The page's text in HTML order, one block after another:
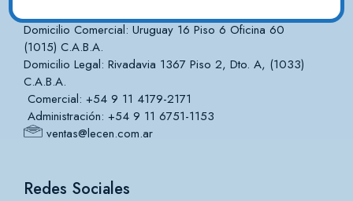
Domicilio Comercial: Uruguay 16 Piso 6 Oficina 60
(1015) C.A.B.A.
Domicilio Legal: Rivadavia 1367 Piso 2, Dto. A, (1033)
C.A.B.A.
Comercial: +54 9 11 4179-2171
Administración: +54 9 11 6751-1153
ventas@lecen.com.ar
Redes Sociales